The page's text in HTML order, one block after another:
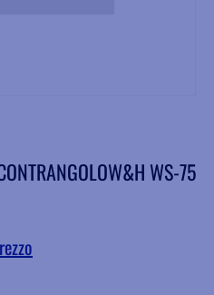
WS-75